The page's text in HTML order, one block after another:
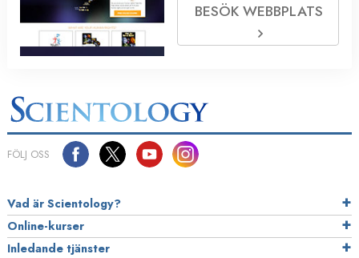
BESÖK WEBBPLATS
FÖLJ OSS
Vad är Scientology?
Online-kurser
Inledande tjänster